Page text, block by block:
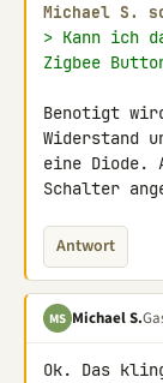
Michael S.
> Kann ich
Zigbee
Benotigt
Widerstand
eine Diode.
Schalter
Antwort
MS Michael S.
Ok. Das